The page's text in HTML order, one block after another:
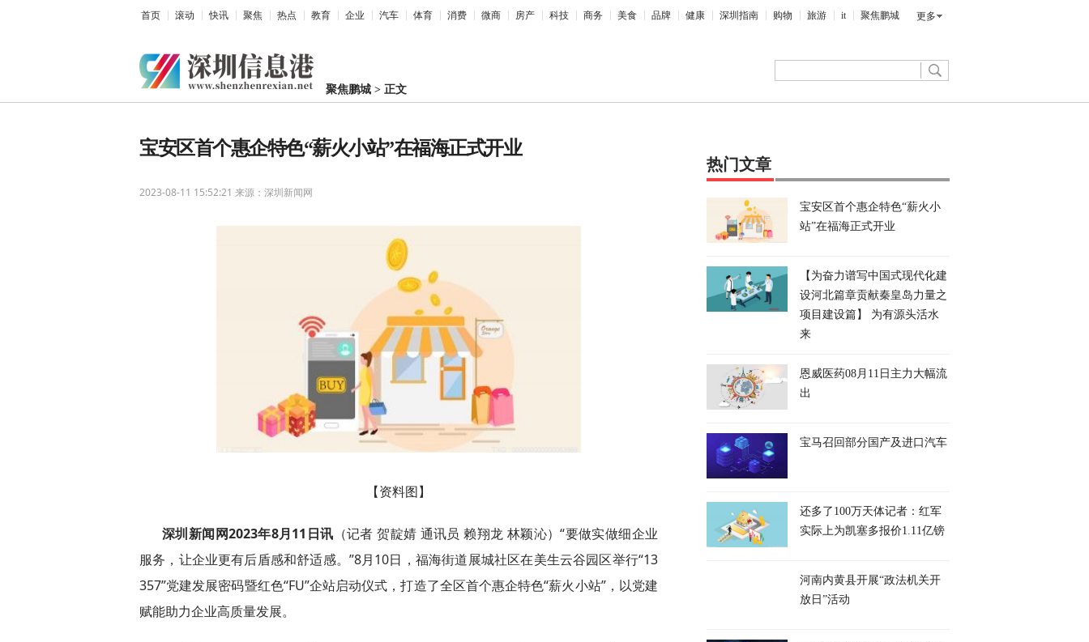
首页 滚动 快讯 聚焦 热点 教育 企业 汽车 体育 消费 微商 房产 科技 商务 美食 品牌 健康 深圳指南 购物 旅游 it 聚焦鹏城 更多
聚焦鹏城 > 正文
宝安区首个惠企特色“薪火小站”在福海正式开业
2023-08-11 15:52:21 来源：深圳新闻网
【资料图】
深圳新闻网2023年8月11日讯 （记者 贺靛婧 通讯员 赖翔龙 林颖沁）“要做实做细企业
服务，让企业更有后盾感和舒适感。”8月10日，福海街道展城社区在美生云谷园区举行“13
357”党建发展密码暨红色“FU”企站启动仪式，打造了全区首个惠企特色“薪火小站”，以党建
赋能助力企业高质量发展。
热门文章
宝安区首个惠企特色“薪火小
站”在福海正式开业
【为奋力谱写中国式现代化建
设河北篇章贡献秦皇岛力量之
项目建设篇】 为有源头活水
来
恩威医药08月11日主力大幅流
出
宝马召回部分国产及进口汽车
还多了100万天体记者：红军
实际上为凯塞多报价1.11亿镑
河南内黄县开展“政法机关开
放日”活动